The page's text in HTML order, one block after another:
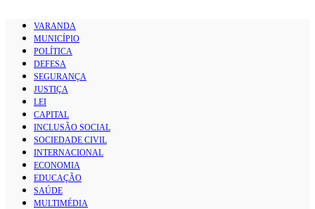
VARANDA
MUNICÍPIO
POLÍTICA
DEFESA
SEGURANÇA
JUSTIÇA
LEI
CAPITAL
INCLUSÃO SOCIAL
SOCIEDADE CIVIL
INTERNACIONAL
ECONOMIA
EDUCAÇÃO
SAÚDE
MULTIMÉDIA